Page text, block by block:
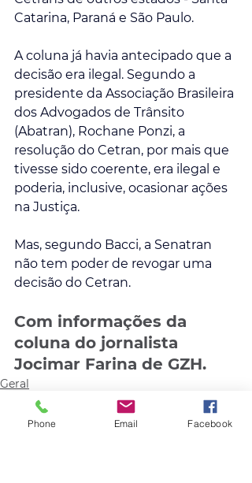
Catarina, Paraná e São Paulo.
A coluna já havia antecipado que a
decisão era ilegal. Segundo a
presidente da Associação Brasileira
dos Advogados de Trânsito
(Abatran), Rochane Ponzi, a
resolução do Cetran, por mais que
tivesse sido coerente, era ilegal e
poderia, inclusive, ocasionar ações
na Justiça.
Mas, segundo Bacci, a Senatran
não tem poder de revogar uma
decisão do Cetran.
Com informações da
coluna do jornalista
Jocimar Farina de GZH.
Geral
Phone Email Facebook